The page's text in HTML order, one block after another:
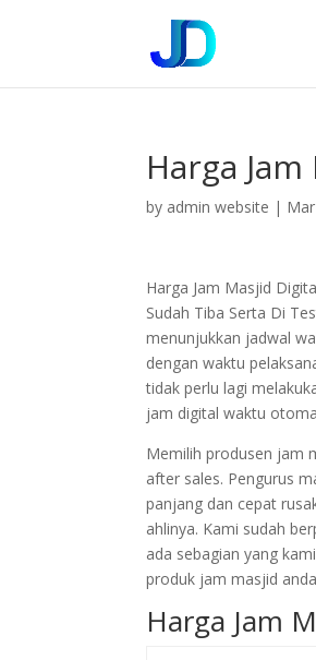
Harga
by admin website |
Harga Jam Masjid
Sudah Tiba Serta Di
menunjukkan jadwal
dengan waktu
tidak perlu lagi
jam digital waktu
Memilih produsen jam
after sales. Pengurus
panjang dan cepat
ahlinya. Kami sudah
ada sebagian yang
produk jam masjid
Harga Jam